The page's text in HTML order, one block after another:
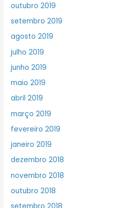
outubro 2019
setembro 2019
agosto 2019
julho 2019
junho 2019
maio 2019
abril 2019
março 2019
fevereiro 2019
janeiro 2019
dezembro 2018
novembro 2018
outubro 2018